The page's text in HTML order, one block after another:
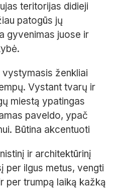
teritorijas didieji
patogūs jų
gyvenimas juose ir
ženkliai
Vystant tvarų ir
miestą ypatingas
paveldo, ypač
Būtina akcentuoti
ir architektūrinį
per ilgus metus, vengti
per trumpą laiką kažką